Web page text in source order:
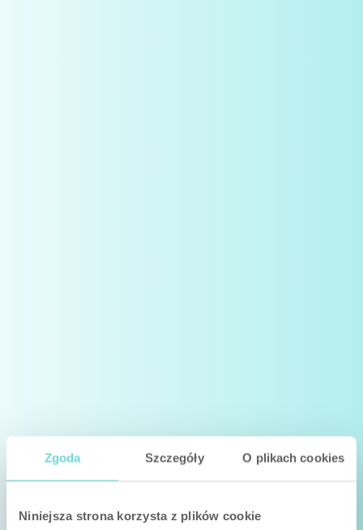
Zgoda Szczegóły O plikach cookies
Niniejsza strona korzysta z plików cookie
Curtain Detector
Unsichtbarer Vorhang – kompakt und funktionell